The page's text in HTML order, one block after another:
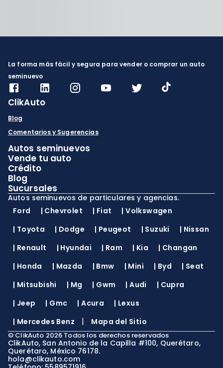
La forma más fácil y segura para vender o comprar un auto
seminuevo
ClikAuto
Blog
Comentarios y Sugerencias
Autos seminuevos
Vende tu auto
Crédito
Blog
Sucursales
Autos seminuevos de particulares y agencias.
Ford
| Chevrolet | Fiat |Volkswagen
| Toyota | Dodge | Peugeot | Suzuki | Nissan
| Renault | Hyundai | Ram | Kia | Changan
| Honda | Mazda | Bmw | Mini | Byd | Seat
| Mitsubishi | Mg | Gwm |Audi | Cupra
| Jeep | Gmc |Acura | Lexus
| Mercedes Benz | Mapa del Sitio
© ClikAuto 2026 Todos los derechos reservados
ClikAuto, San Antonio de la Capilla #100, Querétaro,
Querétaro, México 76178.
hola@clikauto.com